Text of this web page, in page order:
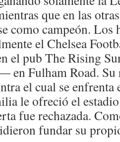
que en las
como campeón. Los
el Chelsea
el pub The Rising
en Fulham Road.
el cual se enfrenta
le ofreció el
fue rechazada.
fundar su